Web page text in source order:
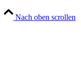
Nach oben scrollen